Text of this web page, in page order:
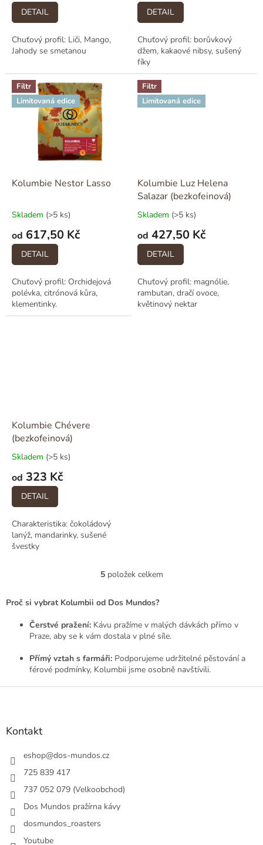
DETAIL
Chuťový profil: Liči, Mango,
Jahody se smetanou
DETAIL
Chuťový profil: borůvkový
džem, kakaové nibsy, sušený
fíky
Filtr
Limitovaná edice
Kolumbie Nestor Lasso
Skladem (>5 ks)
od 617,50 Kč
DETAIL
Chuťový profil: Orchidejová
polévka, citrónová kůra,
klementinky.
Filtr
Limitovaná edice
Kolumbie Luz Helena
Salazar (bezkofeinová)
Skladem (>5 ks)
od 427,50 Kč
DETAIL
Chuťový profil: magnólie,
rambutan, dračí ovoce,
květinový nektar
Kolumbie Chévere
(bezkofeinová)
Skladem (>5 ks)
od 323 Kč
DETAIL
Charakteristika: čokoládový
lanýž, mandarinky, sušené
švestky
O
l
d
a
í
p
v
5položek celkem
Proč si vybrat Kolumbii od Dos Mundos?
Čerstvé pražení: Kávu pražíme v malých dávkách přímo v
Praze, aby se k vám dostala v plné síle.
Přímý vztah s farmáři: Podporujeme udržitelné pěstování a
férové podmínky, Kolumbii jsme osobně navštívili.
Z
Kontakt
eshop@dos-mundos.cz
725 839 417
737 052 079 (Velkoobchod)
Dos Mundos pražírna kávy
dosmundos_roasters
Youtube